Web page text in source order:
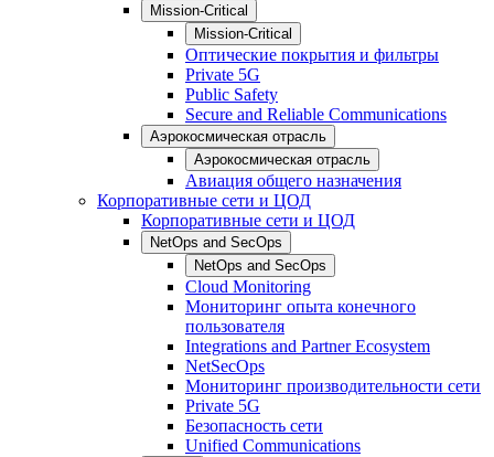
Mission-Critical
Mission-Critical
Оптические покрытия и фильтры
Private 5G
Public Safety
Secure and Reliable Communications
Аэрокосмическая отрасль
Аэрокосмическая отрасль
Авиация общего назначения
Корпоративные сети и ЦОД
Корпоративные сети и ЦОД
NetOps and SecOps
NetOps and SecOps
Cloud Monitoring
Мониторинг опыта конечного
пользователя
Integrations and Partner Ecosystem
NetSecOps
Мониторинг производительности сети
Private 5G
Безопасность сети
Unified Communications